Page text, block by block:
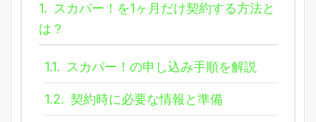
1. スカパー！を1ヶ月だけ契約する方法と
は？
1.1. スカパー！の申し込み手順を解説
1.2. 契約時に必要な情報と準備